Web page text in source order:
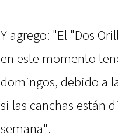
Y agrego: "El "Dos
en este momento
domingos, debido a
si las canchas están
semana".